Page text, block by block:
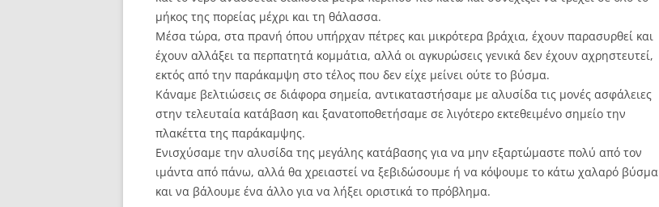
μήκος της πορείας μέχρι και τη θάλασσα.
Μέσα τώρα, στα πρανή όπου υπήρχαν πέτρες και μικρότερα βράχια, έχουν παρασυρθεί και
έχουν αλλάξει τα περπατητά κομμάτια, αλλά οι αγκυρώσεις γενικά δεν έχουν αχρηστευτεί,
εκτός από την παράκαμψη στο τέλος που δεν είχε μείνει ούτε το βύσμα.
Κάναμε βελτιώσεις σε διάφορα σημεία, αντικαταστήσαμε με αλυσίδα τις μονές ασφάλειες
στην τελευταία κατάβαση και ξανατοποθετήσαμε σε λιγότερο εκτεθειμένο σημείο την
πλακέττα της παράκαμψης.
Ενισχύσαμε την αλυσίδα της μεγάλης κατάβασης για να μην εξαρτώμαστε πολύ από τον
ιμάντα από πάνω, αλλά θα χρειαστεί να ξεβιδώσουμε ή να κόψουμε το κάτω χαλαρό βύσμα
και να βάλουμε ένα άλλο για να λήξει οριστικά το πρόβλημα.